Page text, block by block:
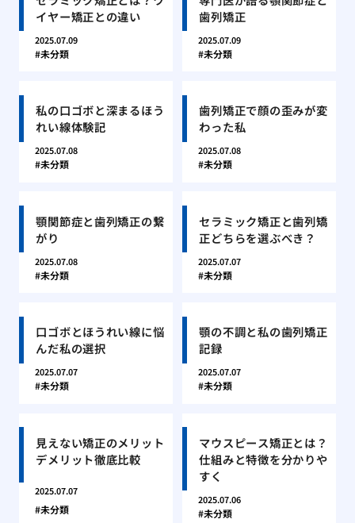
イヤー矯正との違い
2025.07.09
未分類
歯列矯正
2025.07.09
未分類
私の口ゴボと深まるほう
れい線体験記
2025.07.08
未分類
歯列矯正で顔の歪みが変
わった私
2025.07.08
未分類
顎関節症と歯列矯正の繋
がり
2025.07.08
未分類
セラミック矯正と歯列矯
正どちらを選ぶべき？
2025.07.07
未分類
口ゴボとほうれい線に悩
んだ私の選択
2025.07.07
未分類
顎の不調と私の歯列矯正
記録
2025.07.07
未分類
見えない矯正のメリット
デメリット徹底比較
2025.07.07
未分類
マウスピース矯正とは？
仕組みと特徴を分かりや
すく
2025.07.06
未分類